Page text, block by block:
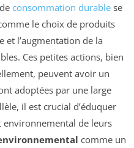
consommation durable se
le choix de produits
et l’augmentation de la
Ces petites actions, bien
peuvent avoir un
adoptées par une large
il est crucial d’éduquer
environnemental de leurs
comme un